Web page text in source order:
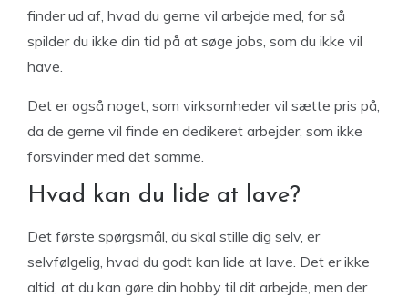
finder ud af, hvad du gerne vil arbejde med, for så
spilder du ikke din tid på at søge jobs, som du ikke vil
have.
Det er også noget, som virksomheder vil sætte pris på,
da de gerne vil finde en dedikeret arbejder, som ikke
forsvinder med det samme.
Hvad kan du lide at lave?
Det første spørgsmål, du skal stille dig selv, er
selvfølgelig, hvad du godt kan lide at lave. Det er ikke
altid, at du kan gøre din hobby til dit arbejde, men der